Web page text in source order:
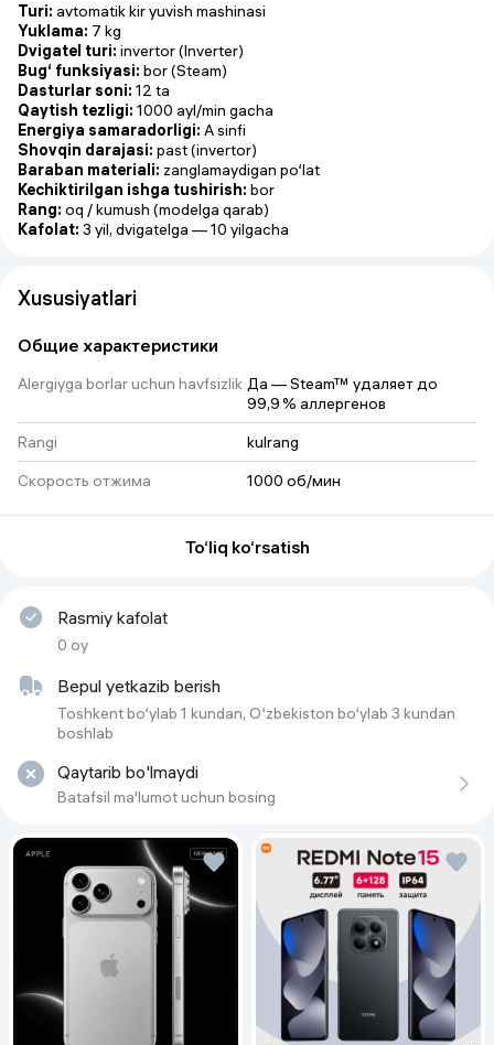
Turi: avtomatik kir yuvish mashinasi
Yuklama: 7 kg
Dvigatel turi: invertor (Inverter)
Bug‘ funksiyasi: bor (Steam)
Dasturlar soni: 12 ta
Qaytish tezligi: 1000 ayl/min gacha
Energiya samaradorligi: A sinfi
Shovqin darajasi: past (invertor)
Baraban materiali: zanglamaydigan po‘lat
Kechiktirilgan ishga tushirish: bor
Rang: oq / kumush (modelga qarab)
Kafolat: 3 yil, dvigatelga — 10 yilgacha
Xususiyatlari
Общие характеристики
Alergiyga borlar uchun havfsizlik Да — Steam™ удаляет до
99,9 % аллергенов
Rangi
kulrang
Скорость отжима
1000 об/мин
Гарантия
3 yil kafolat + motor uchun 10 yil
kafolat
Dvigatel turi
Максимальная загрузка белья
To‘liq ko‘rsatish
Rasmiy kafolat
0 oy
Bepul yetkazib berish
Toshkent bo‘ylab 1 kundan, O‘zbekiston bo‘ylab 3 kundan
boshlab
Qaytarib bo'lmaydi
Batafsil ma'lumot uchun bosing